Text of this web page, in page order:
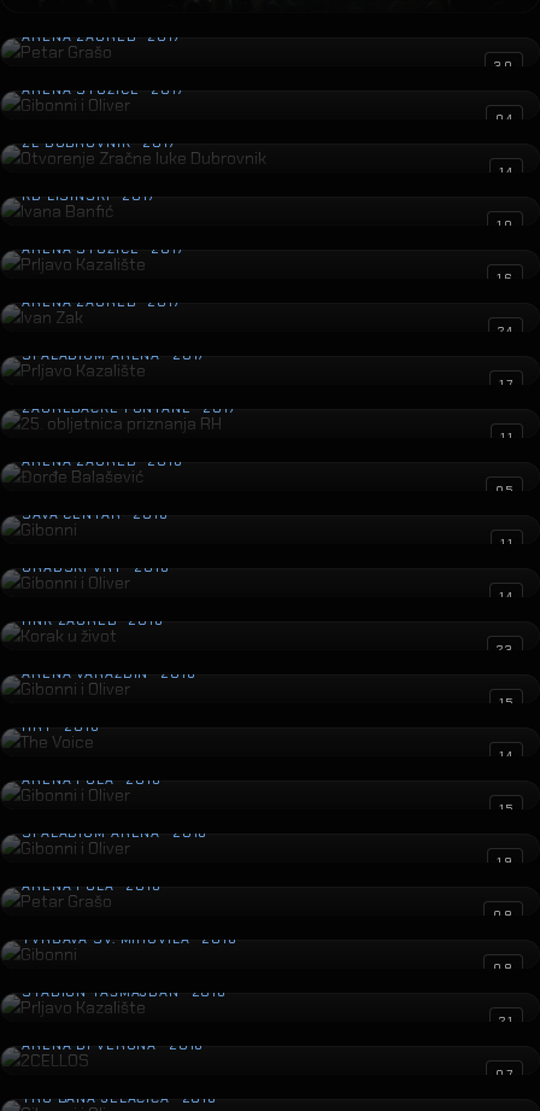
ARENA ZAGREB · 2017
30
Gibonni i Oliver
ARENA STOŽICE · 2017
04
Otvorenje Zračne luke Dubrovnik
ZL DUBROVNIK · 2017
14
Ivana Banfić
KD LISINSKI · 2017
10
Prljavo Kazalište
ARENA STOŽICE · 2017
16
Ivan Zak
ARENA ZAGREB · 2017
24
Prljavo Kazalište
SPALADIUM ARENA · 2017
17
25. obljetnica priznanja RH
ZAGREBAČKE FONTANE · 2017
11
Đorđe Balašević
ARENA ZAGREB · 2016
05
Gibonni
SAVA CENTAR · 2016
11
Gibonni i Oliver
GRADSKI VRT · 2016
14
Korak u život
HNK ZAGREB · 2016
23
Gibonni i Oliver
ARENA VARAŽDIN · 2016
15
The Voice
HRT · 2016
14
Gibonni i Oliver
ARENA PULA · 2016
15
Gibonni i Oliver
SPALADIUM ARENA · 2016
19
Petar Grašo
ARENA PULA · 2016
08
Gibonni
TVRĐAVA SV. MIHOVILA · 2016
08
Prljavo Kazalište
STADION TAŠMAJDAN · 2016
21
2CELLOS
ARENA DI VERONA · 2016
07
Gibonni i Oliver
TRG BANA JELAČIĆA · 2016